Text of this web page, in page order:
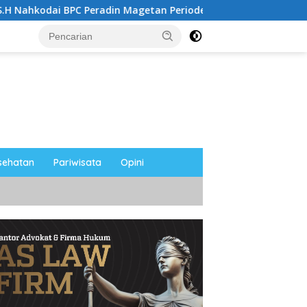
Peradin Magetan Periode 2026–2028, Siap Perkuat
Pariwisata Opini